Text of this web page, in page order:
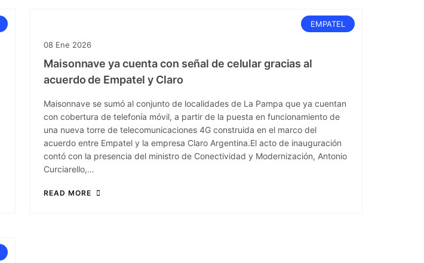
EMPATEL
08 Ene 2026
Maisonnave ya cuenta con señal de celular gracias al
acuerdo de Empatel y Claro
Maisonnave se sumó al conjunto de localidades de La Pampa que ya cuentan
con cobertura de telefonía móvil, a partir de la puesta en funcionamiento de
una nueva torre de telecomunicaciones 4G construida en el marco del
acuerdo entre Empatel y la empresa Claro Argentina.El acto de inauguración
contó con la presencia del ministro de Conectividad y Modernización, Antonio
Curciarello,…
READ MORE